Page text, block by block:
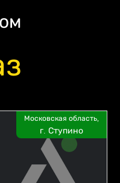
Московская область,
г. Ступино